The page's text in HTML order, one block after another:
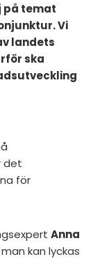
på temat
Vi
landets
ska
det
för
Anna
kan lyckas